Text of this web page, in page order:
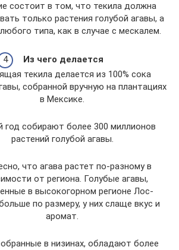
состоит в том, что текила должна
только растения голубой агавы, а
типа, как в случае с мескалем.
Из чего делается
текила делается из 100% сока
собранной вручную на плантациях
в Мексике.
собирают более 300 миллионов
растений голубой агавы.
что агава растет по-разному в
от региона. Голубые агавы,
в высокогорном регионе Лос-
по размеру, у них слаще вкус и
аромат.
в низинах, обладают более